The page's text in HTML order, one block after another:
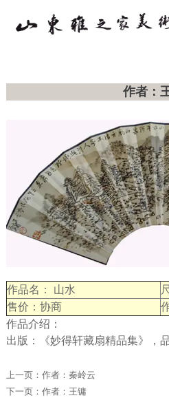
作者：
作品名： 山水
售价：协商
作品介绍：
出版：《妙得轩藏扇精品集》，
上一页： 作者：秦岭云
下一页： 作者：王镛